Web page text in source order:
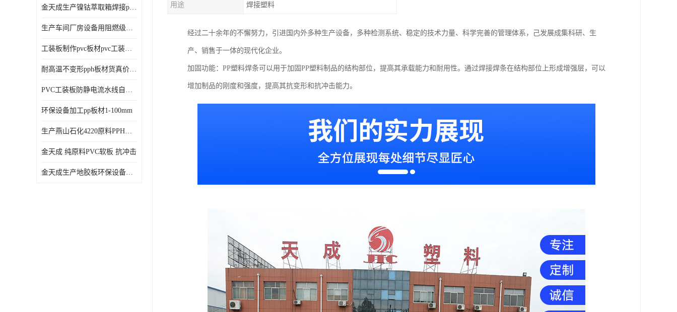
金天成生产镍钴萃取箱焊接pvc萃取板
生产车间厂房设备用阻燃级别pp硬板
工装板制作pvc板材pvc工装板材可折弯
耐高温不变形pph板材货真价值pph板材
PVC工装板防静电流水线自动化倍速线工装板
环保设备加工pp板材1-100mm
生产燕山石化4220原料PPH板材
金天成 纯原料PVC软板 抗冲击
金天成生产地胶板环保设备内衬焊接用半圆pvc软焊条
用途 焊接塑料
经过二十余年的不懈努力，引进国内外多种生产设备，多种检测系统、稳定的技术力量、科学完善的管理体系，己发展成集科研、生
产、销售于一体的现代化企业。
加固功能：PP塑料焊条可以用于加固PP塑料制品的结构部位，提高其承载能力和耐用性。通过焊接焊条在结构部位上形成增强层，可以
增加制品的刚度和强度，提高其抗变形和抗冲击能力。